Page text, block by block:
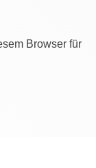
Browser für